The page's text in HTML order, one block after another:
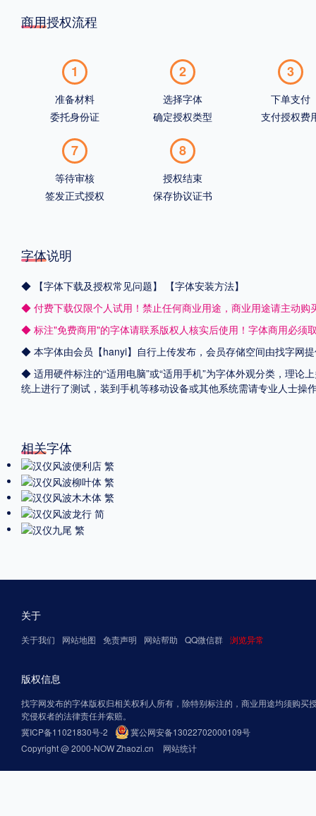
商用授权流程
1
准备材料
委托身份证
2
选择字体
确定授权类型
3
下单支付
支付授权费
7
等待审核
签发正式授权
8
授权结束
保存协议证书
字体说明
◆ 【字体下载及授权常见问题】
【字体安装方法】
◆ 付费下载仅限个人试用！禁止任何商业用途，商业用途请主动购
◆ 标注"免费商用"的字体请联系版权人核实后使用！字体商用必须
◆ 本字体由会员【hanyi】自行上传发布，会员存储空间由找字网
◆ 适用硬件标注的“适用电脑”或“适用手机”为字体外观分类，理论
统上进行了测试，装到手机等移动设备或其他系统需请专业人士
相关字体
关于
关于我们 网站地图 免责声明 网站帮助 QQ微信群 浏览异常
版权信息
找字网发布的字体版权归相关权利人所有，除特别标注的，商业用途均须购买
究侵权者的法律责任并索赔。
冀ICP备11021830号-2
冀公网安备13022702000109号
Copyright @ 2000-NOW Zhaozi.cn
网站统计